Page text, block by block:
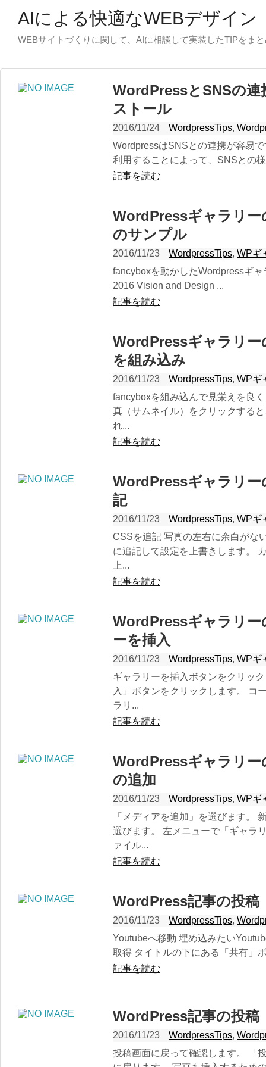
AIによる快適なWEBデザイン
WEBサイトづくりに関して、AIに相談して実装したTIPをま
WordPressとSNSの
ストール
2016/11/24 WordpressTips,
WordpressはSNSとの連携が容易
利用することによって、SNSとの
記事を読む
WordPressギャラリ
のサンプル
2016/11/23 WordpressTips,WPギ
fancyboxを動かしたWordpressギ
2016 Vision and Design ...
記事を読む
WordPressギャラリ
を組み込み
2016/11/23 WordpressTips,WPギ
fancyboxを組み込んで見栄えを良
真（サムネイル）をクリックする
れ...
記事を読む
WordPressギャラリー
記
2016/11/23 WordpressTips,WPギ
CSSを追記 写真の左右に余白がな
に追記して設定を上書きします。
上...
記事を読む
WordPressギャラリー
ーを挿入
2016/11/23 WordpressTips,WPギ
ギャラリーを挿入ボタンをクリッ
入」ボタンをクリックします。 コ
ラリ...
記事を読む
WordPressギャラリー
の追加
2016/11/23 WordpressTips,WPギ
「メディアを追加」を選びます。
選びます。 左メニューで「ギャラ
ァイル...
記事を読む
WordPress記事の投稿
2016/11/23 WordpressTips,
Youtubeへ移動 埋め込みたい
取得 タイトルの下にある「共有」
記事を読む
WordPress記事の投稿
2016/11/23 WordpressTips,
投稿画面に戻って確認します。 「